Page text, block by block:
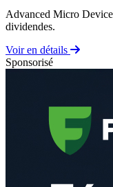
Advanced Micro
dividendes.
Voir en détails
Sponsorisé